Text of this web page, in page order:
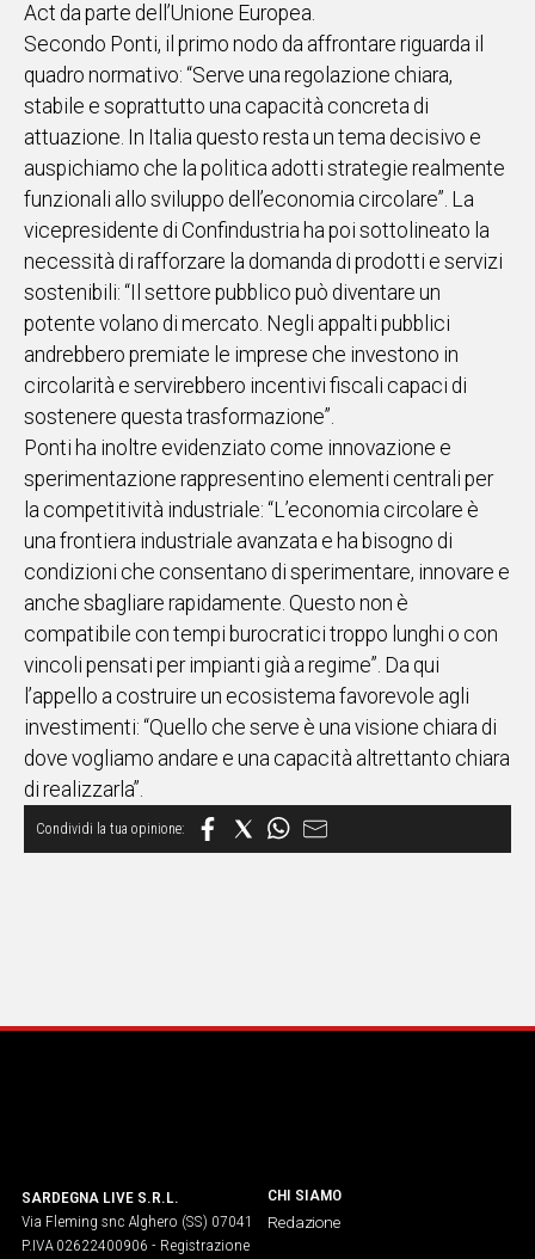
UNISCITI
WHATSAPP
Social
Act da parte dell’Unione Europea.
Secondo Ponti, il primo nodo da affrontare riguarda il
quadro normativo: “Serve una regolazione chiara,
stabile e soprattutto una capacità concreta di
attuazione. In Italia questo resta un tema decisivo e
auspichiamo che la politica adotti strategie realmente
funzionali allo sviluppo dell’economia circolare”. La
vicepresidente di Confindustria ha poi sottolineato la
necessità di rafforzare la domanda di prodotti e servizi
sostenibili: “Il settore pubblico può diventare un
potente volano di mercato. Negli appalti pubblici
andrebbero premiate le imprese che investono in
circolarità e servirebbero incentivi fiscali capaci di
sostenere questa trasformazione”.
Ponti ha inoltre evidenziato come innovazione e
sperimentazione rappresentino elementi centrali per
la competitività industriale: “L’economia circolare è
una frontiera industriale avanzata e ha bisogno di
condizioni che consentano di sperimentare, innovare e
anche sbagliare rapidamente. Questo non è
compatibile con tempi burocratici troppo lunghi o con
vincoli pensati per impianti già a regime”. Da qui
l’appello a costruire un ecosistema favorevole agli
investimenti: “Quello che serve è una visione chiara di
dove vogliamo andare e una capacità altrettanto chiara
di realizzarla”.
SARDEGNA LIVE S.R.L.
Via Fleming snc Alghero (SS) 07041
P.IVA 02622400906 - Registrazione
CHI SIAMO
Redazione